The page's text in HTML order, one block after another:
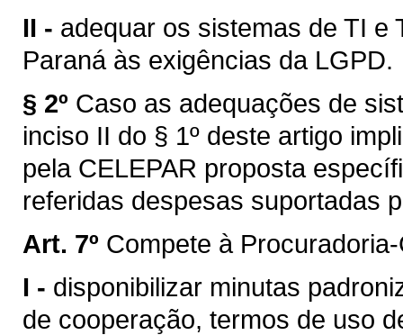
II - adequar os sistemas de TI e
Paraná às exigências da LGPD.
§ 2º Caso as adequações de
inciso II do § 1º deste artigo
pela CELEPAR proposta
referidas despesas suportadas
Art. 7º Compete à
I - disponibilizar minutas
de cooperação, termos de uso